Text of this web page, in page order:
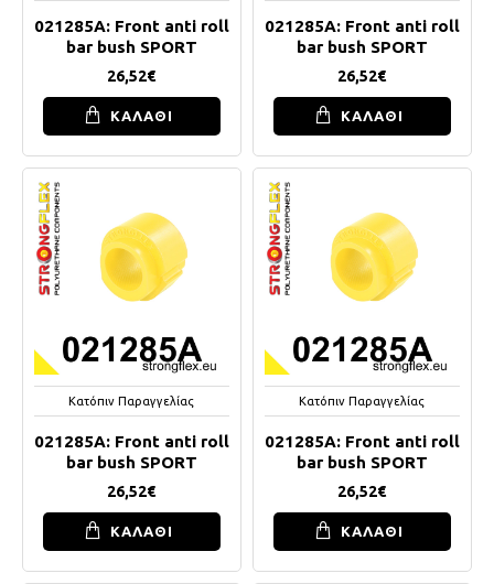
021285A: Front anti roll
bar bush SPORT
26,52€
ΚΑΛΑΘΙ
021285A: Front anti roll
bar bush SPORT
26,52€
ΚΑΛΑΘΙ
Κατόπιν Παραγγελίας
021285A: Front anti roll
bar bush SPORT
26,52€
ΚΑΛΑΘΙ
Κατόπιν Παραγγελίας
021285A: Front anti roll
bar bush SPORT
26,52€
ΚΑΛΑΘΙ